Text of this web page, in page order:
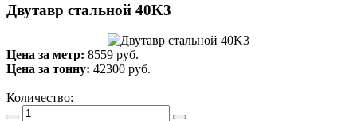
Двутавр стальной 40K3
Цена за метр: 8559 руб.
Цена за тонну: 42300 руб.
Количество: